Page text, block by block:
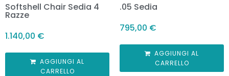
Softshell Chair Sedia 4
Razze
1.140,00 €
AGGIUNGI AL
CARRELLO
.05 Sedia
795,00 €
AGGIUNGI AL
CARRELLO